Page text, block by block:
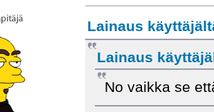
Lainaus
Lainaus
No vaikka se